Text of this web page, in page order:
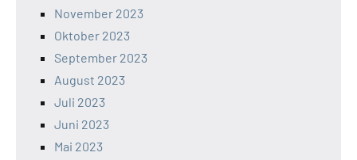
November 2023
Oktober 2023
September 2023
August 2023
Juli 2023
Juni 2023
Mai 2023